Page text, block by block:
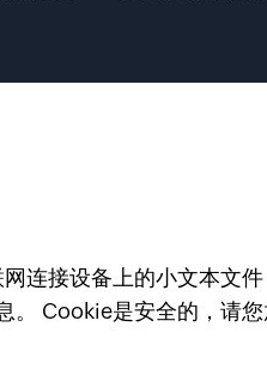
连接设备上的小文本文
。 Cookie是安全的，请